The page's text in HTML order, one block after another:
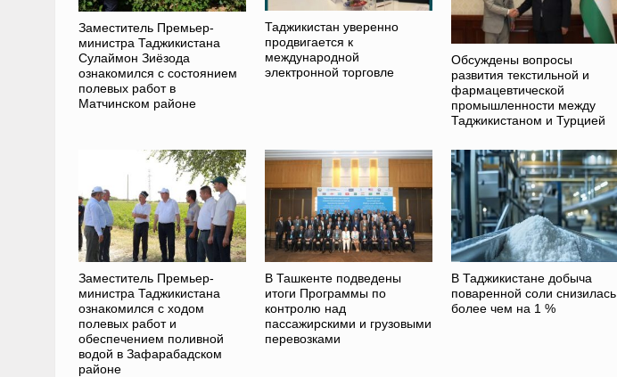
Заместитель Премьер-
министра Таджикистана
Сулаймон Зиёзода
ознакомился с состоянием
полевых работ в
Матчинском районе
Таджикистан уверенно
продвигается к
международной
электронной торговле
Обсуждены вопросы
развития текстильной и
фармацевтической
промышленности между
Таджикистаном и Турцией
Заместитель Премьер-
министра Таджикистана
ознакомился с ходом
полевых работ и
обеспечением поливной
водой в Зафарабадском
районе
В Ташкенте подведены
итоги Программы по
контролю над
пассажирскими и грузовыми
перевозками
В Таджикистане добыча
поваренной соли снизилась
более чем на 1 %